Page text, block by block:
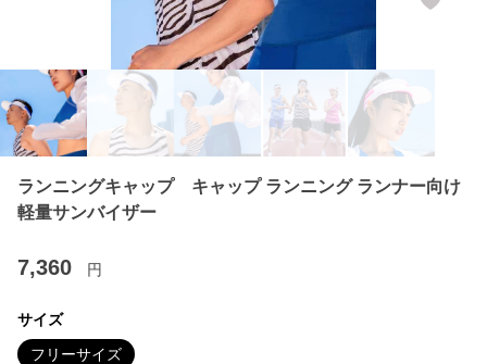
ランニングキャップ キャップ ランニング ランナー向け
軽量サンバイザー
7,360 円
サイズ
フリーサイズ